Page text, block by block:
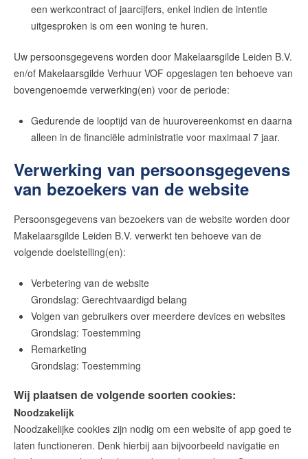
een werkcontract of jaarcijfers, enkel indien de intentie
uitgesproken is om een woning te huren.
Uw persoonsgegevens worden door Makelaarsgilde Leiden B.V.
en/of Makelaarsgilde Verhuur VOF opgeslagen ten behoeve van
bovengenoemde verwerking(en) voor de periode:
Gedurende de looptijd van de huurovereenkomst en daarna
alleen in de financiële administratie voor maximaal 7 jaar.
Verwerking van persoonsgegevens
van bezoekers van de website
Persoonsgegevens van bezoekers van de website worden door
Makelaarsgilde Leiden B.V. verwerkt ten behoeve van de
volgende doelstelling(en):
Verbetering van de website
Grondslag: Gerechtvaardigd belang
Volgen van gebruikers over meerdere devices en websites
Grondslag: Toestemming
Remarketing
Grondslag: Toestemming
Wij plaatsen de volgende soorten cookies:
Noodzakelijk
Noodzakelijke cookies zijn nodig om een website of app goed te
laten functioneren. Denk hierbij aan bijvoorbeeld navigatie en